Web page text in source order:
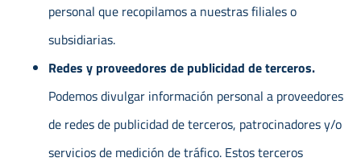
personal que recopilamos a nuestras filiales o
subsidiarias.
Redes y proveedores de publicidad de terceros.
Podemos divulgar información personal a proveedores
de redes de publicidad de terceros, patrocinadores y/o
servicios de medición de tráfico. Estos terceros